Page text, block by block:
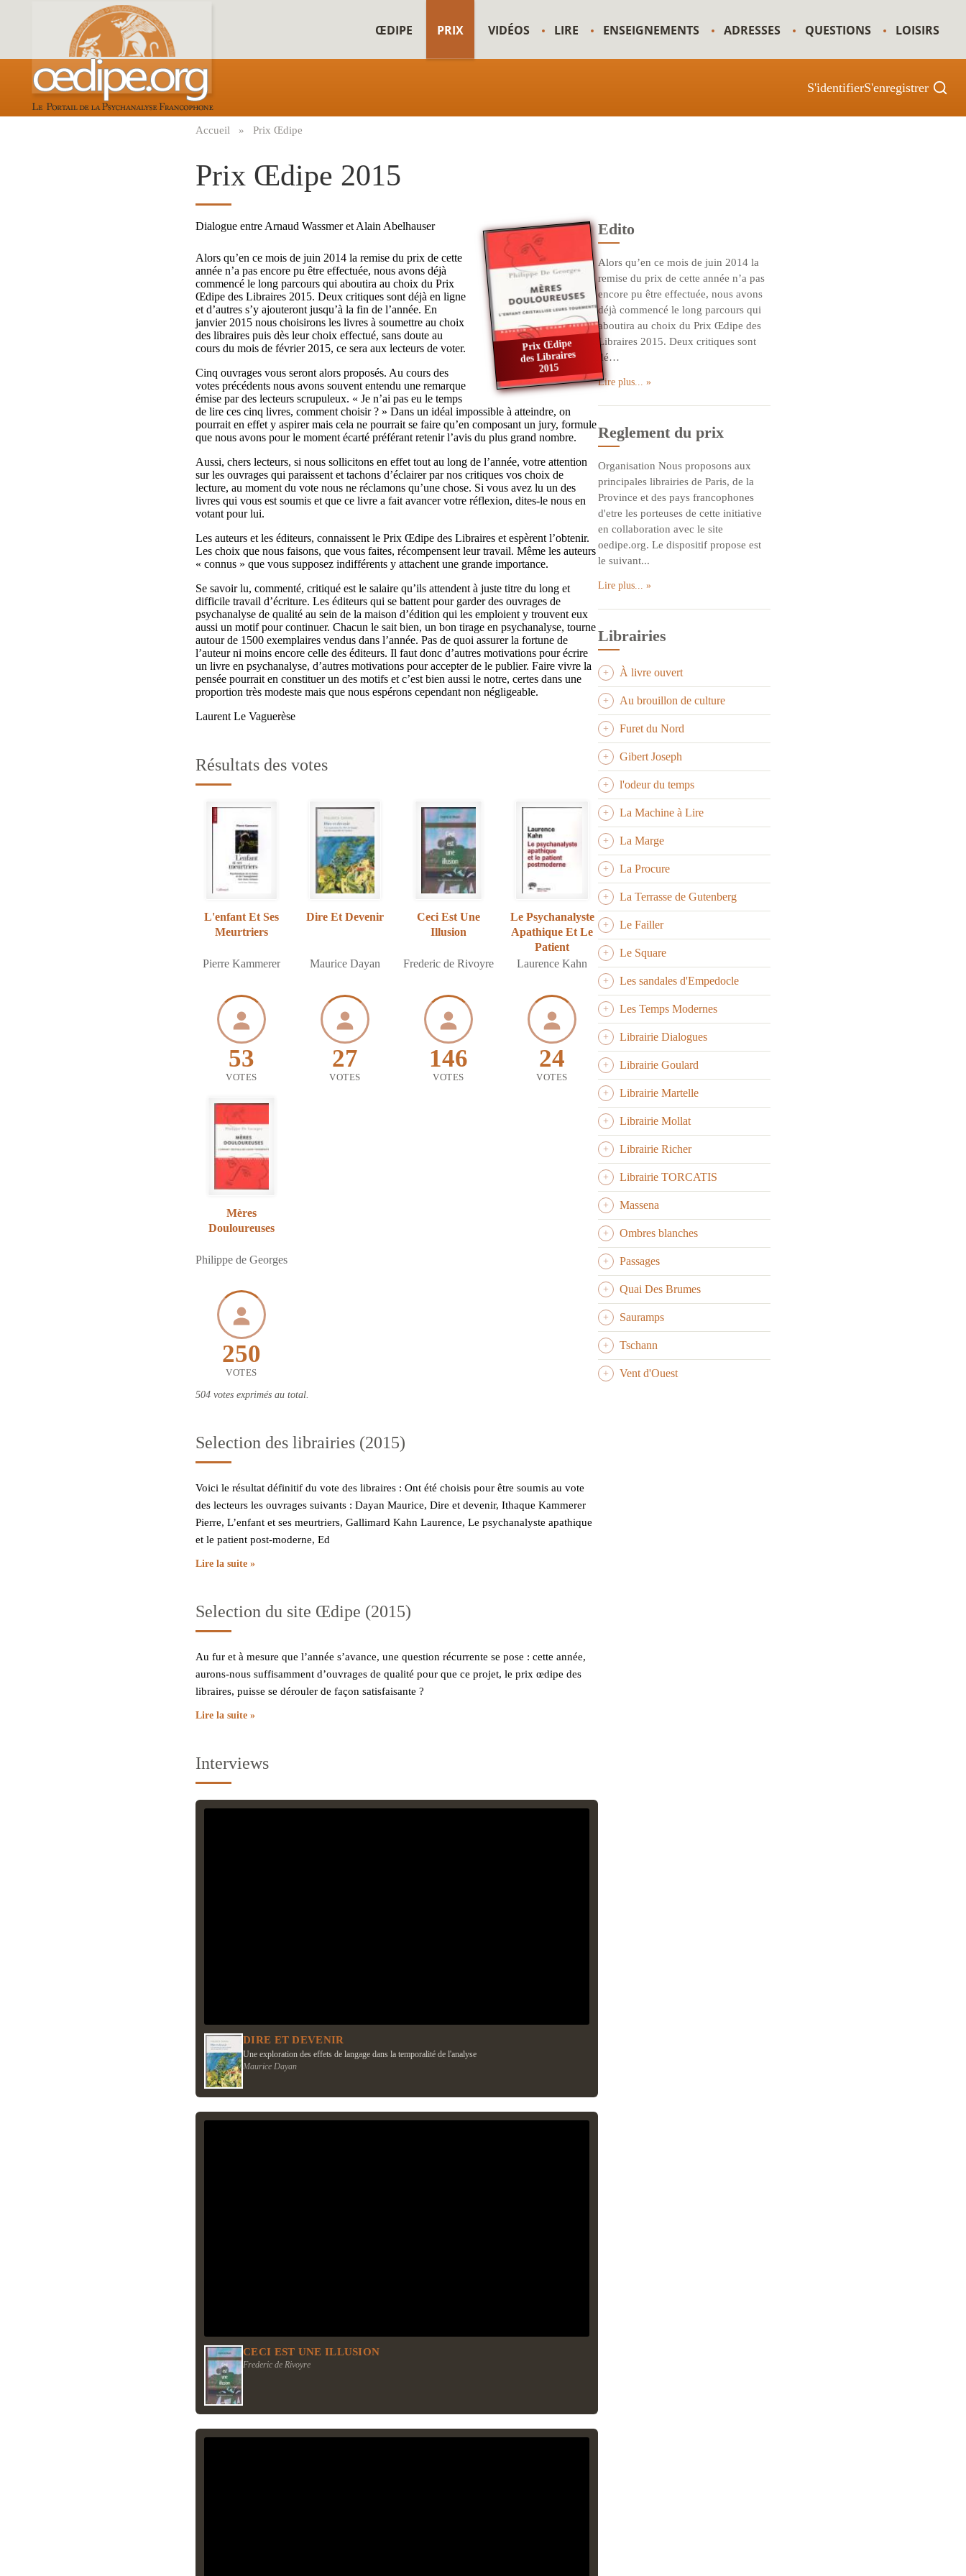
ŒDIPE PRIX VIDÉOS LIRE ENSEIGNEMENTS ADRESSES QUESTIONS LOISIRS
S'identifierS'enregistrer
d'Ariane
Accueil Prix Œdipe
Prix Œdipe 2015
Prix Œdipe
des Libraires
2015
Dialogue entre Arnaud Wassmer et Alain Abelhauser
Alors qu’en ce mois de juin 2014 la remise du prix de cette
année n’a pas encore pu être effectuée, nous avons déjà
commencé le long parcours qui aboutira au choix du Prix
Œdipe des Libraires 2015. Deux critiques sont déjà en ligne
et d’autres s’y ajouteront jusqu’à la fin de l’année. En
janvier 2015 nous choisirons les livres à soumettre au choix
des libraires puis dès leur choix effectué, sans doute au
cours du mois de février 2015, ce sera aux lecteurs de voter.
Cinq ouvrages vous seront alors proposés. Au cours des
votes précédents nous avons souvent entendu une remarque
émise par des lecteurs scrupuleux. « Je n’ai pas eu le temps
de lire ces cinq livres, comment choisir ? » Dans un idéal impossible à atteindre, on
pourrait en effet y aspirer mais cela ne pourrait se faire qu’en composant un jury, formule
que nous avons pour le moment écarté préférant retenir l’avis du plus grand nombre.
Aussi, chers lecteurs, si nous sollicitons en effet tout au long de l’année, votre attention
sur les ouvrages qui paraissent et tachons d’éclairer par nos critiques vos choix de
lecture, au moment du vote nous ne réclamons qu’une chose. Si vous avez lu un des
livres qui vous est soumis et que ce livre a fait avancer votre réflexion, dites-le nous en
votant pour lui.
Les auteurs et les éditeurs, connaissent le Prix Œdipe des Libraires et espèrent l’obtenir.
Les choix que nous faisons, que vous faites, récompensent leur travail. Même les auteurs
« connus » que vous supposez indifférents y attachent une grande importance.
Se savoir lu, commenté, critiqué est le salaire qu’ils attendent à juste titre du long et
difficile travail d’écriture. Les éditeurs qui se battent pour garder des ouvrages de
psychanalyse de qualité au sein de la maison d’édition qui les emploient y trouvent eux
aussi un motif pour continuer. Chacun le sait bien, un bon tirage en psychanalyse, tourne
autour de 1500 exemplaires vendus dans l’année. Pas de quoi assurer la fortune de
l’auteur ni moins encore celle des éditeurs. Il faut donc d’autres motivations pour écrire
un livre en psychanalyse, d’autres motivations pour accepter de le publier. Faire vivre la
pensée pourrait en constituer un des motifs et c’est bien aussi le notre, certes dans une
proportion très modeste mais que nous espérons cependant non négligeable.
Laurent Le Vaguerèse
Résultats des votes
L'enfant Et Ses
Meurtriers
Pierre Kammerer
53
VOTES
Dire Et Devenir
Maurice Dayan
27
VOTES
Ceci Est Une
Illusion
Frederic de Rivoyre
146
VOTES
Le Psychanalyste
Apathique Et Le
Patient
Postmoderne
Laurence Kahn
24
VOTES
Mères
Douloureuses
Philippe de Georges
250
VOTES
504 votes exprimés au total.
Selection des librairies (2015)
Voici le résultat définitif du vote des libraires : Ont été choisis pour être soumis au vote
des lecteurs les ouvrages suivants : Dayan Maurice, Dire et devenir, Ithaque Kammerer
Pierre, L’enfant et ses meurtriers, Gallimard Kahn Laurence, Le psychanalyste apathique
et le patient post-moderne, Ed
Lire la suite »
Selection du site Œdipe (2015)
Au fur et à mesure que l’année s’avance, une question récurrente se pose : cette année,
aurons-nous suffisamment d’ouvrages de qualité pour que ce projet, le prix œdipe des
libraires, puisse se dérouler de façon satisfaisante ?
Lire la suite »
Interviews
DIRE ET DEVENIR
Une exploration des effets de langage dans la temporalité de l'analyse
Maurice Dayan
CECI EST UNE ILLUSION
Frederic de Rivoyre
Edito
Alors qu’en ce mois de juin 2014 la
remise du prix de cette année n’a pas
encore pu être effectuée, nous avons
déjà commencé le long parcours qui
aboutira au choix du Prix Œdipe des
Libraires 2015. Deux critiques sont
dé…
Lire plus...
Reglement du prix
Organisation Nous proposons aux
principales librairies de Paris, de la
Province et des pays francophones
d'etre les porteuses de cette initiative
en collaboration avec le site
oedipe.org. Le dispositif propose est
le suivant...
Lire plus...
Librairies
À livre ouvert
Au brouillon de culture
Furet du Nord
Gibert Joseph
l'odeur du temps
La Machine à Lire
La Marge
La Procure
La Terrasse de Gutenberg
Le Failler
Le Square
Les sandales d'Empedocle
Les Temps Modernes
Librairie Dialogues
Librairie Goulard
Librairie Martelle
Librairie Mollat
Librairie Richer
Librairie TORCATIS
Massena
Ombres blanches
Passages
Quai Des Brumes
Sauramps
Tschann
Vent d'Ouest